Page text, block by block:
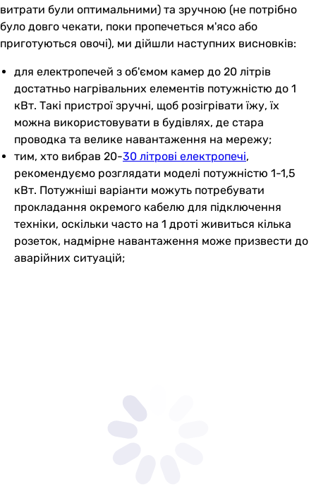
витрати були оптимальними) та зручною (не потрібно
було довго чекати, поки пропечеться м'ясо або
приготуються овочі), ми дійшли наступних висновків:
для електропечей з об'ємом камер до 20 літрів
достатньо нагрівальних елементів потужністю до 1
кВт. Такі пристрої зручні, щоб розігрівати їжу, їх
можна використовувати в будівлях, де стара
проводка та велике навантаження на мережу;
тим, хто вибрав 20-30 літрові електропечі,
рекомендуємо розглядати моделі потужністю 1-1,5
кВт. Потужніші варіанти можуть потребувати
прокладання окремого кабелю для підключення
техніки, оскільки часто на 1 дроті живиться кілька
розеток, надмірне навантаження може призвести до
аварійних ситуацій;